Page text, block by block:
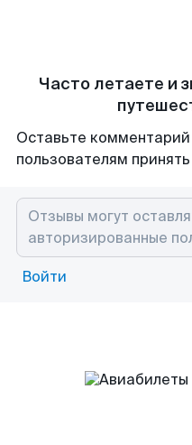
Часто летаете и
Оставьте
пользователям
Войти